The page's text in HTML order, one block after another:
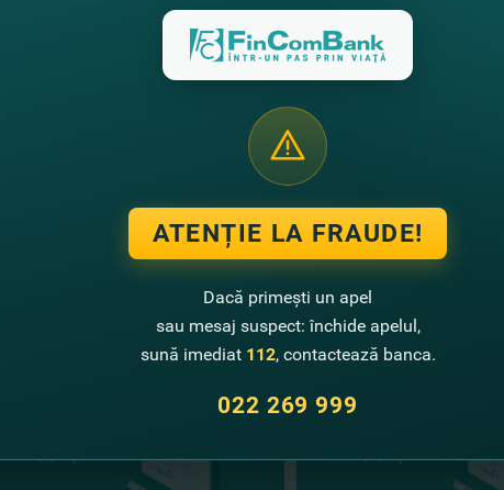
Locul depunerii documentelor de calificare şi a ofertei:
mun.
Data limită de depunere a documentelor de calificare şi a ofertei:
Numere de contact – 022-26-98-22, 060-60-11-54, 022-23-73-08 fax
E-mail - marketing@fincombank.com
Alte noutăţi
ATENȚIE LA FRAUDE!
Dacă primești un apel
sau mesaj suspect: închide apelul,
sună imediat 112, contactează banca.
022 269 999